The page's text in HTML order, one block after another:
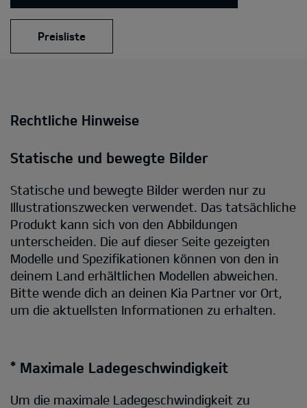
Preisliste
Rechtliche Hinweise
Statische und bewegte Bilder
Statische und bewegte Bilder werden nur zu
Illustrationszwecken verwendet. Das tatsächliche
Produkt kann sich von den Abbildungen
unterscheiden. Die auf dieser Seite gezeigten
Modelle und Spezifikationen können von den in
deinem Land erhältlichen Modellen abweichen.
Bitte wende dich an deinen Kia Partner vor Ort,
um die aktuellsten Informationen zu erhalten.
* Maximale Ladegeschwindigkeit
Um die maximale Ladegeschwindigkeit zu